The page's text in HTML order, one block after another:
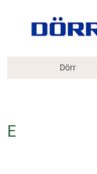
Dörr
E